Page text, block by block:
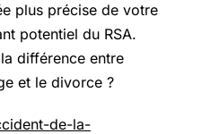
plus précise de votre
potentiel du RSA.
différence entre
et le divorce ?
de-la-